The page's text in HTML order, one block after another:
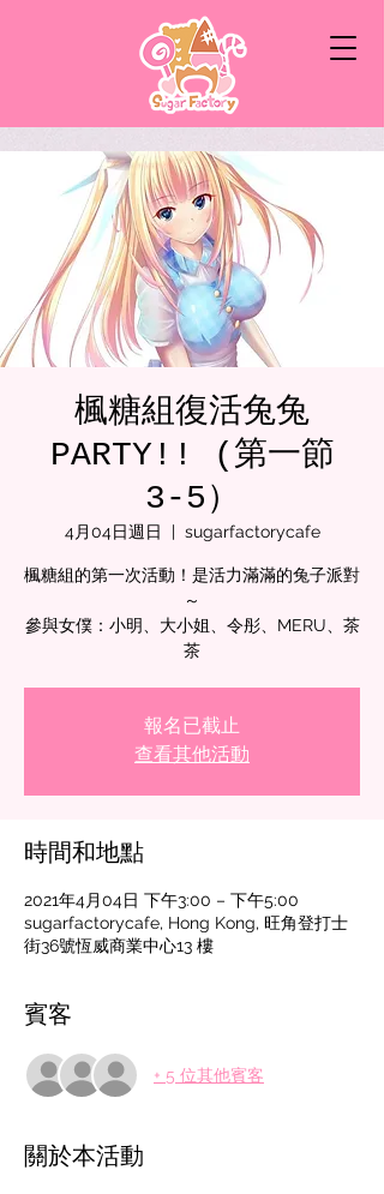
楓糖組復活兔兔
PARTY!! (第一節
3-5）
4月04日週日
  |
sugarfactorycafe
楓糖組的第一次活動！是活力滿滿的兔子派對
～
參與女僕：小明、大小姐、令彤、MERU、茶
茶
報名已截止
查看其他活動
時間和地點
2021年4月04日 下午3:00 – 下午5:00
sugarfactorycafe, Hong Kong, 旺角登打士
街36號恆威商業中心13 樓
賓客
+ 5 位其他賓客
關於本活動